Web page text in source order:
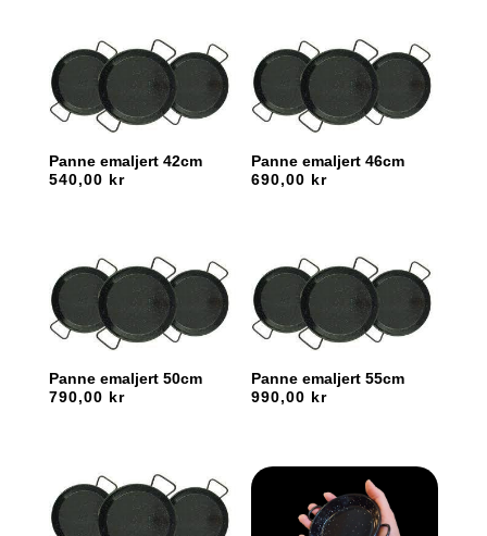
Panne emaljert 42cm
540,00 kr
Panne emaljert 46cm
690,00 kr
Panne emaljert 50cm
790,00 kr
Panne emaljert 55cm
990,00 kr